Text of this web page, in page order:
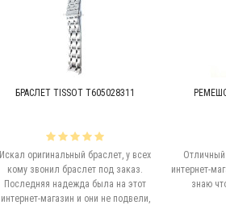
БРАСЛЕТ TISSOT T605028311
Искал оригинальный браслет, у всех
кому звонил браслет под заказ.
Последняя надежда была на этот
интернет-магазин и они не подвели,
интернет-
знаю